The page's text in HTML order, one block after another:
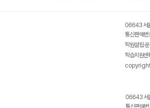
06643 서
통신판매
학원설립·
학습지원
06643 서
통신판매